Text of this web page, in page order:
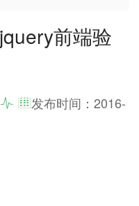
前端验
发布时间： 2016-